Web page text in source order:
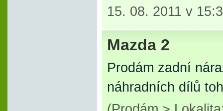
15. 08. 2011 v
Mazda 2
Prodám zadní
náhradních dílů